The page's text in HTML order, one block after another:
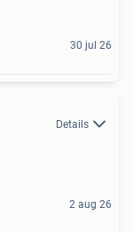
30 jul 26
Details
2 aug 26